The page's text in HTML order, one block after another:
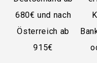
680€ und nach
Österreich ab
915€